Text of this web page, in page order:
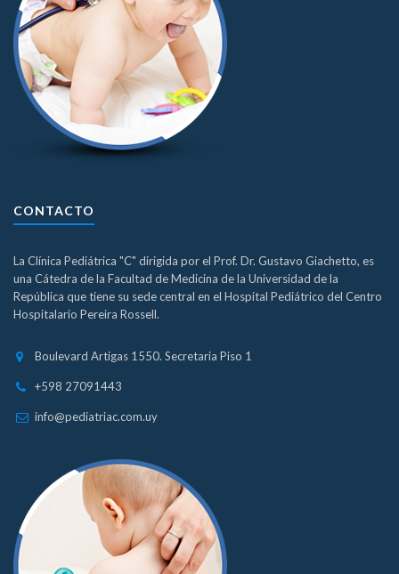
CONTACTO
La Clínica Pediátrica "C" dirigida por el Prof. Dr. Gustavo Giachetto, es
una Cátedra de la Facultad de Medicina de la Universidad de la
República que tiene su sede central en el Hospital Pediátrico del Centro
Hospitalario Pereira Rossell.
Boulevard Artigas 1550. Secretaria Piso 1
+598 27091443
info@pediatriac.com.uy